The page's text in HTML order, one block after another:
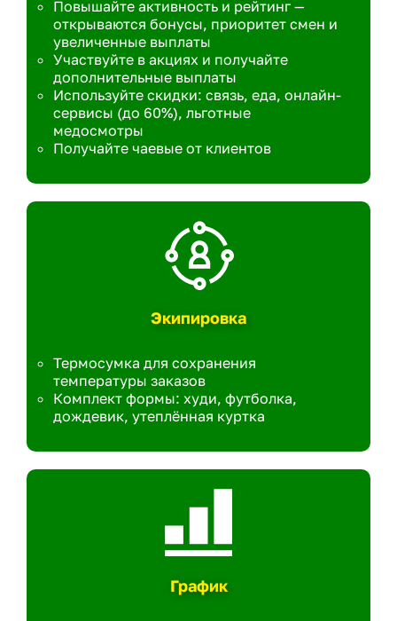
Повышайте активность и рейтинг —
открываются бонусы, приоритет смен и
увеличенные выплаты
Участвуйте в акциях и получайте
дополнительные выплаты
Используйте скидки: связь, еда, онлайн-
сервисы (до 60%), льготные
медосмотры
Получайте чаевые от клиентов
Экипировка
Термосумка для сохранения
температуры заказов
Комплект формы: худи, футболка,
дождевик, утеплённая куртка
График